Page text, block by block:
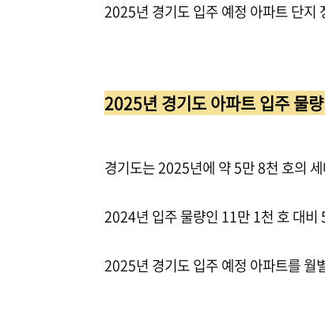
2025년 경기도 입주 예정 아파트 단지
2025년 경기도 아파트 입주 물
경기도는 2025년에 약 5만 8천 호의
2024년 입주 물량인 11만 1천 호 대비
2025년 경기도 입주 예정 아파트를 월